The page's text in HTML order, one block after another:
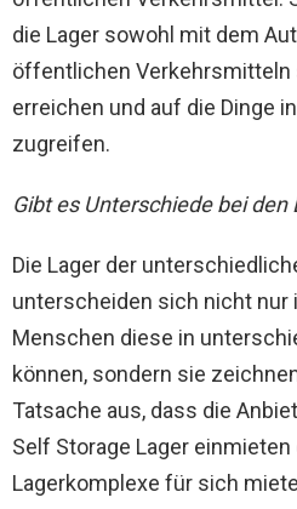
die Lager sowohl mit dem
öffentlichen Verkehrsmitteln
erreichen und auf die Dinge
zugreifen.
Gibt es Unterschiede bei den
Die Lager der
unterscheiden sich nicht nur
Menschen diese in
können, sondern sie
Tatsache aus, dass die
Self Storage Lager
Lagerkomplexe für sich